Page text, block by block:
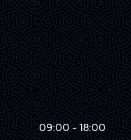
09:00 - 18:00